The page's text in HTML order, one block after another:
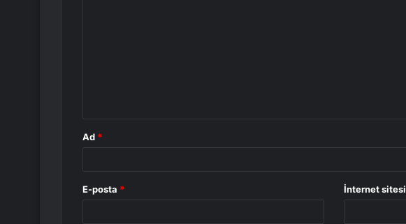
Ad *
E-posta * İnternet sitesi